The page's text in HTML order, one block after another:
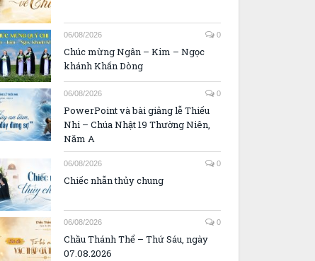
06/08/2026 0
Chúc mừng Ngân – Kim – Ngọc
khánh Khấn Dòng
06/08/2026 0
PowerPoint và bài giảng lễ Thiếu
Nhi – Chúa Nhật 19 Thường Niên,
Năm A
06/08/2026 0
Chiếc nhẫn thủy chung
06/08/2026 0
Chầu Thánh Thể – Thứ Sáu, ngày
07.08.2026